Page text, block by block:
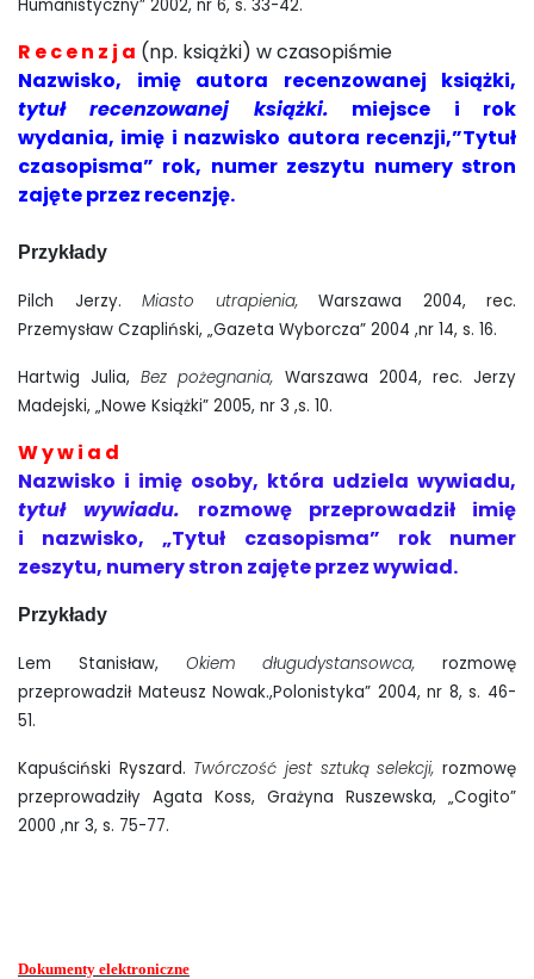
Humanistyczny” 2002, nr 6, s. 33-42.
R e c e n z j a (np. książki) w czasopiśmie
Nazwisko, imię autora recenzowanej książki,
tytuł recenzowanej książki. miejsce i rok
wydania, imię i nazwisko autora recenzji,”Tytuł
czasopisma” rok, numer zeszytu numery stron
zajęte przez recenzję.
Przykłady
Pilch Jerzy. Miasto utrapienia, Warszawa 2004, rec.
Przemysław Czapliński, „Gazeta Wyborcza” 2004 ,nr 14, s. 16.
Hartwig Julia,Bez pożegnania, Warszawa 2004, rec. Jerzy
Madejski, „Nowe Książki” 2005, nr 3 ,s. 10.
W y w i a d
Nazwisko i imię osoby, która udziela wywiadu,
tytuł wywiadu. rozmowę przeprowadził imię
i nazwisko, „Tytuł czasopisma” rok numer
zeszytu, numery stron zajęte przez wywiad.
Przykłady
Lem Stanisław, Okiem długudystansowca, rozmowę
przeprowadził Mateusz Nowak.,Polonistyka” 2004, nr 8, s. 46-
51.
Kapuściński Ryszard. Twórczość jest sztuką selekcji,rozmowę
przeprowadziły Agata Koss, Grażyna Ruszewska, „Cogito”
2000 ,nr 3, s. 75-77.
Dokumenty elektroniczne